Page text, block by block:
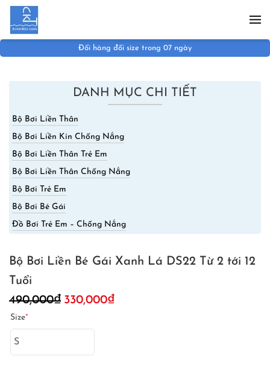
Skip to main content
Đổi hàng đổi size trong 07 ngày
DANH MỤC CHI TIẾT
Bộ Bơi Liền Thân
Bộ Bơi Liền Kín Chống Nắng
Bộ Bơi Liền Thân Trẻ Em
Bộ Bơi Liền Thân Chống Nắng
Bộ Bơi Trẻ Em
Bộ Bơi Bé Gái
Đồ Bơi Trẻ Em – Chống Nắng
Bộ Bơi Liền Bé Gái Xanh Lá DS22 Từ 2 tới 12
Tuổi
490,000₫ Giá
330,000₫Giá
Size*